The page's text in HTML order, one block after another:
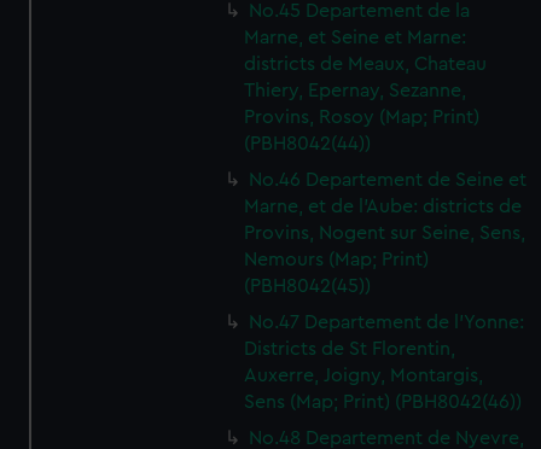
No.45 Departement de la
Marne, et Seine et Marne:
districts de Meaux, Chateau
Thiery, Epernay, Sezanne,
Provins, Rosoy (Map; Print)
(PBH8042(44))
No.46 Departement de Seine et
Marne, et de l'Aube: districts de
Provins, Nogent sur Seine, Sens,
Nemours (Map; Print)
(PBH8042(45))
No.47 Departement de l'Yonne:
Districts de St Florentin,
Auxerre, Joigny, Montargis,
Sens (Map; Print) (PBH8042(46))
No.48 Departement de Nyevre,